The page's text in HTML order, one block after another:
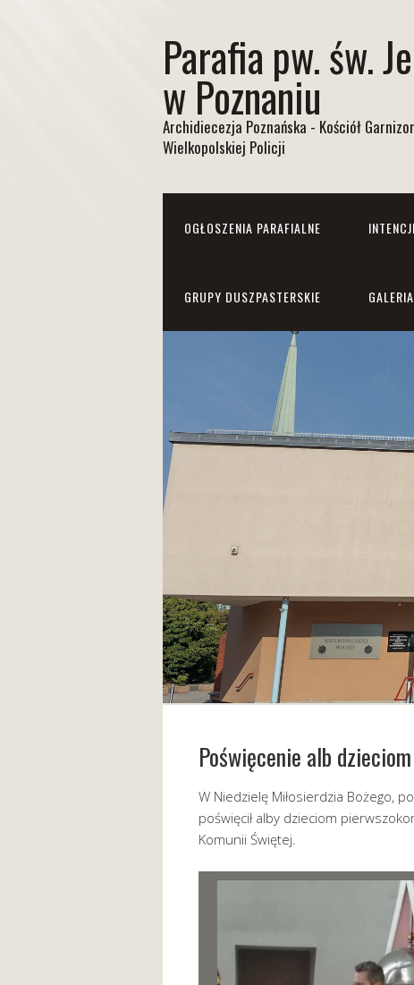
Parafia pw. św.
w Poznaniu
Archidiecezja Poznańska - Kościół
Wielkopolskiej Policji
OGŁOSZENIA PARAFIALNE
GRUPY DUSZPASTERSKIE GALERIA
Poświęcenie alb
W Niedzielę Miłosierdzia Bożego,
poświęcił alby dzieciom
Komunii Świętej.